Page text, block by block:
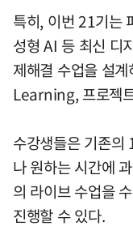
특히, 이번 21기는
성형 AI 등 최신 디
제해결 수업을 설
Learning, 프로젝
수강생들은 기존의
나 원하는 시간에
의 라이브 수업을
진행할 수 있다.